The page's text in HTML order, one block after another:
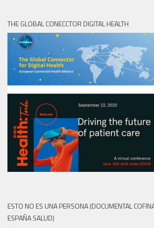
THE GLOBAL CONECCTOR DIGITAL HEALTH
ESTO NO ES UNA PERSONA (DOCUMENTAL
ESPAÑA SALUD)